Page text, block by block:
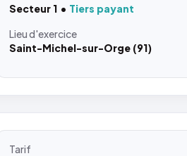
Secteur 1
Tiers payant
Lieud'exercice
Saint-Michel-sur-Orge (91)
Tarif